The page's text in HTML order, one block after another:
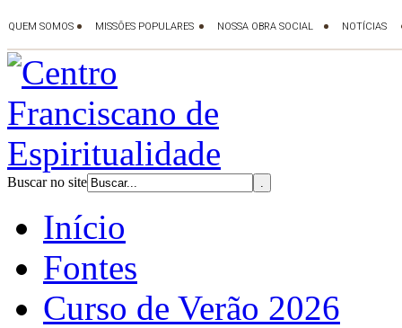
Buscar no site
Início
Fontes
Curso de Verão 2026